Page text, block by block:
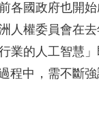
各國政府也開
人權委員會在
業的人工智慧
程中，需不斷